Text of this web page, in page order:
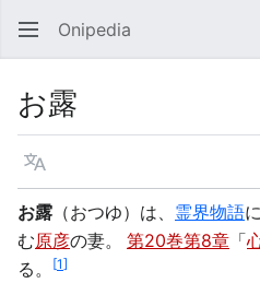
Onipedia
お露
言語
お露 （おつゆ）は、 霊界物語
む原彦の妻。 第20巻第8章 「
る。
[1]